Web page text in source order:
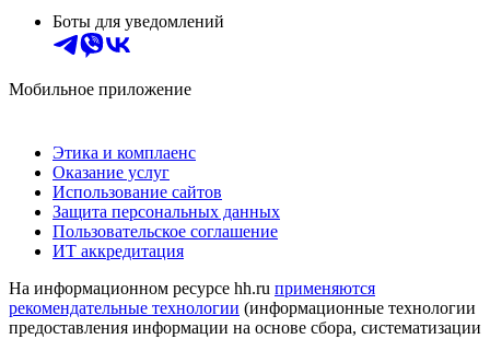
Боты для уведомлений
Мобильное приложение
Этика и комплаенс
Оказание услуг
Использование сайтов
Защита персональных данных
Пользовательское соглашение
ИТ аккредитация
На информационном ресурсе hh.ru применяются
рекомендательные технологии (информационные технологии
предоставления информации на основе сбора, систематизации